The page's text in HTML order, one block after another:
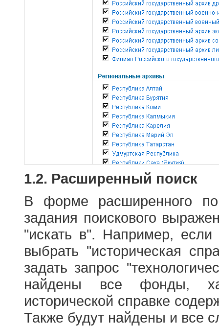
1.2. Расширенный поиск
В форме расширенного
задания поискового
"искать в". Например,
выбрать "историческая
задать запрос
найдены все фонды,
исторической справке
Также будут найдены и все